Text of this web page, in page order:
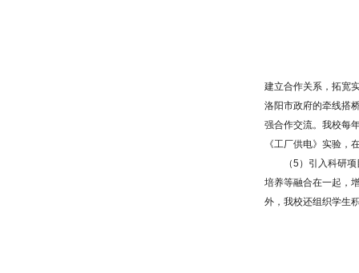
建立合作关系，拓宽
洛阳市政府的牵线搭
强合作交流。我校每
《工厂供电》实验
（5）引入科研项目
培养等融合在一起，
外，我校还组织学生